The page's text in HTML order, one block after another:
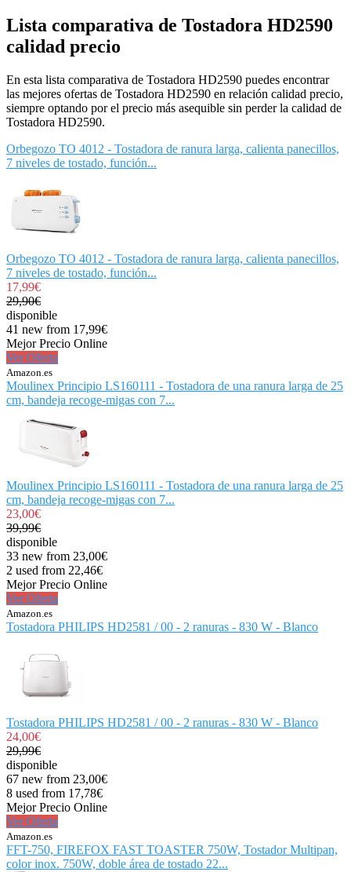
Lista comparativa de Tostadora HD2590
calidad precio
En esta lista comparativa de Tostadora HD2590 puedes encontrar
las mejores ofertas de Tostadora HD2590 en relación calidad precio,
siempre optando por el precio más asequible sin perder la calidad de
Tostadora HD2590.
Orbegozo TO 4012 - Tostadora de ranura larga, calienta panecillos,
7 niveles de tostado, función...
Orbegozo TO 4012 - Tostadora de ranura larga, calienta panecillos,
7 niveles de tostado, función...
17,99€
29,90€
disponible
41 new from 17,99€
Mejor Precio Online
Ver Oferta
Amazon.es
Moulinex Principio LS160111 - Tostadora de una ranura larga de 25
cm, bandeja recoge-migas con 7...
Moulinex Principio LS160111 - Tostadora de una ranura larga de 25
cm, bandeja recoge-migas con 7...
23,00€
39,99€
disponible
33 new from 23,00€
2 used from 22,46€
Mejor Precio Online
Ver Oferta
Amazon.es
Tostadora PHILIPS HD2581 / 00 - 2 ranuras - 830 W - Blanco
Tostadora PHILIPS HD2581 / 00 - 2 ranuras - 830 W - Blanco
24,00€
29,99€
disponible
67 new from 23,00€
8 used from 17,78€
Mejor Precio Online
Ver Oferta
Amazon.es
FFT-750, FIREFOX FAST TOASTER 750W, Tostador Multipan,
color inox. 750W, doble área de tostado 22...